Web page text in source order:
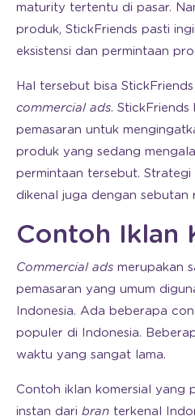
maturity tertentu di pasar.
produk, StickFriends pasti
eksistensi dan permintaan
Hal tersebut bisa
commercial ads. StickFriends
pemasaran untuk
produk yang sedang
permintaan tersebut.
dikenal juga dengan sebutan
Contoh Iklan
Commercial ads merupakan
pemasaran yang umum
Indonesia. Ada beberapa
populer di Indonesia.
waktu yang sangat lama.
Contoh iklan komersial yang
instan dari bran terkenal